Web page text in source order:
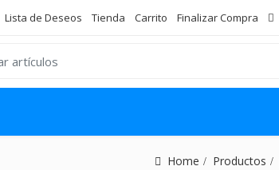
Lista de Deseos Tienda Carrito Finalizar Compra
Home Productos